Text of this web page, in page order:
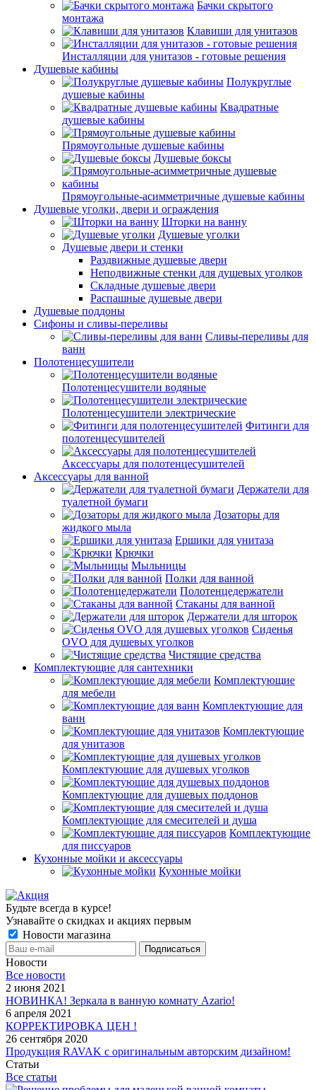
Бачки скрытого
монтажа
Клавиши для унитазов
Инсталляции для унитазов - готовые решения
Душевые кабины
Полукруглые
душевые кабины
Квадратные
душевые кабины
Прямоугольные душевые кабины
Душевые боксы
Прямоугольные-асимметричные душевые кабины
Душевые уголки, двери и ограждения
Шторки на ванну
Душевые уголки
Душевые двери и стенки
Раздвижные душевые двери
Неподвижные стенки для душевых уголков
Складные душевые двери
Распашные душевые двери
Душевые поддоны
Сифоны и сливы-переливы
Сливы-переливы для
ванн
Полотенцесушители
Полотенцесушители водяные
Полотенцесушители электрические
Фитинги для
полотенцесушителей
Аксессуары для полотенцесушителей
Аксессуары для ванной
Держатели для
туалетной бумаги
Дозаторы для
жидкого мыла
Ершики для унитаза
Крючки
Мыльницы
Полки для ванной
Полотенцедержатели
Стаканы для ванной
Держатели для шторок
Сиденья
OVO для душевых уголков
Чистящие средства
Комплектующие для сантехники
Комплектующие
для мебели
Комплектующие для
ванн
Комплектующие
для унитазов
Комплектующие для душевых уголков
Комплектующие для душевых поддонов
Комплектующие для смесителей и душа
Комплектующие
для писсуаров
Кухонные мойки и аксессуары
Кухонные мойки
Будьте всегда в курсе!
Узнавайте о скидках и акциях первым
Новости магазина
Новости
Все новости
2 июня 2021
НОВИНКА! Зеркала в ванную комнату Azario!
6 апреля 2021
КОРРЕКТИРОВКА ЦЕН !
26 сентября 2020
Продукция RAVAK с оригинальным авторским дизайном!
Статьи
Все статьи